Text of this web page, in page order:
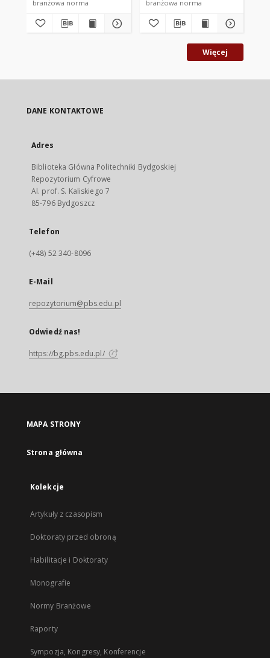
branżowa norma
branżowa norma
Więcej
DANE KONTAKTOWE
Adres
Biblioteka Główna Politechniki Bydgoskiej
Repozytorium Cyfrowe
Al. prof. S. Kaliskiego 7
85-796 Bydgoszcz
Telefon
(+48) 52 340-8096
E-Mail
repozytorium@pbs.edu.pl
Odwiedź nas!
https://bg.pbs.edu.pl/
MAPA STRONY
Strona główna
Kolekcje
Artykuły z czasopism
Doktoraty przed obroną
Habilitacje i Doktoraty
Monografie
Normy Branżowe
Raporty
Sympozja, Kongresy, Konferencje